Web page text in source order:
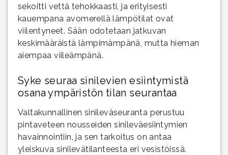
sekoitti vettä tehokkaasti, ja erityisesti
kauempana avomerellä lämpötilat ovat
viilentyneet. Sään odotetaan jatkuvan
keskimääräistä lämpimämpänä, mutta hieman
aiempaa viileämpänä.
Syke seuraa sinilevien esiintymistä
osana ympäristön tilan seurantaa
Valtakunnallinen sinileväseuranta perustuu
pintaveteen nousseiden sinileväesiintymien
havainnointiin, ja sen tarkoitus on antaa
yleiskuva sinilevätilanteesta eri vesistöissä.